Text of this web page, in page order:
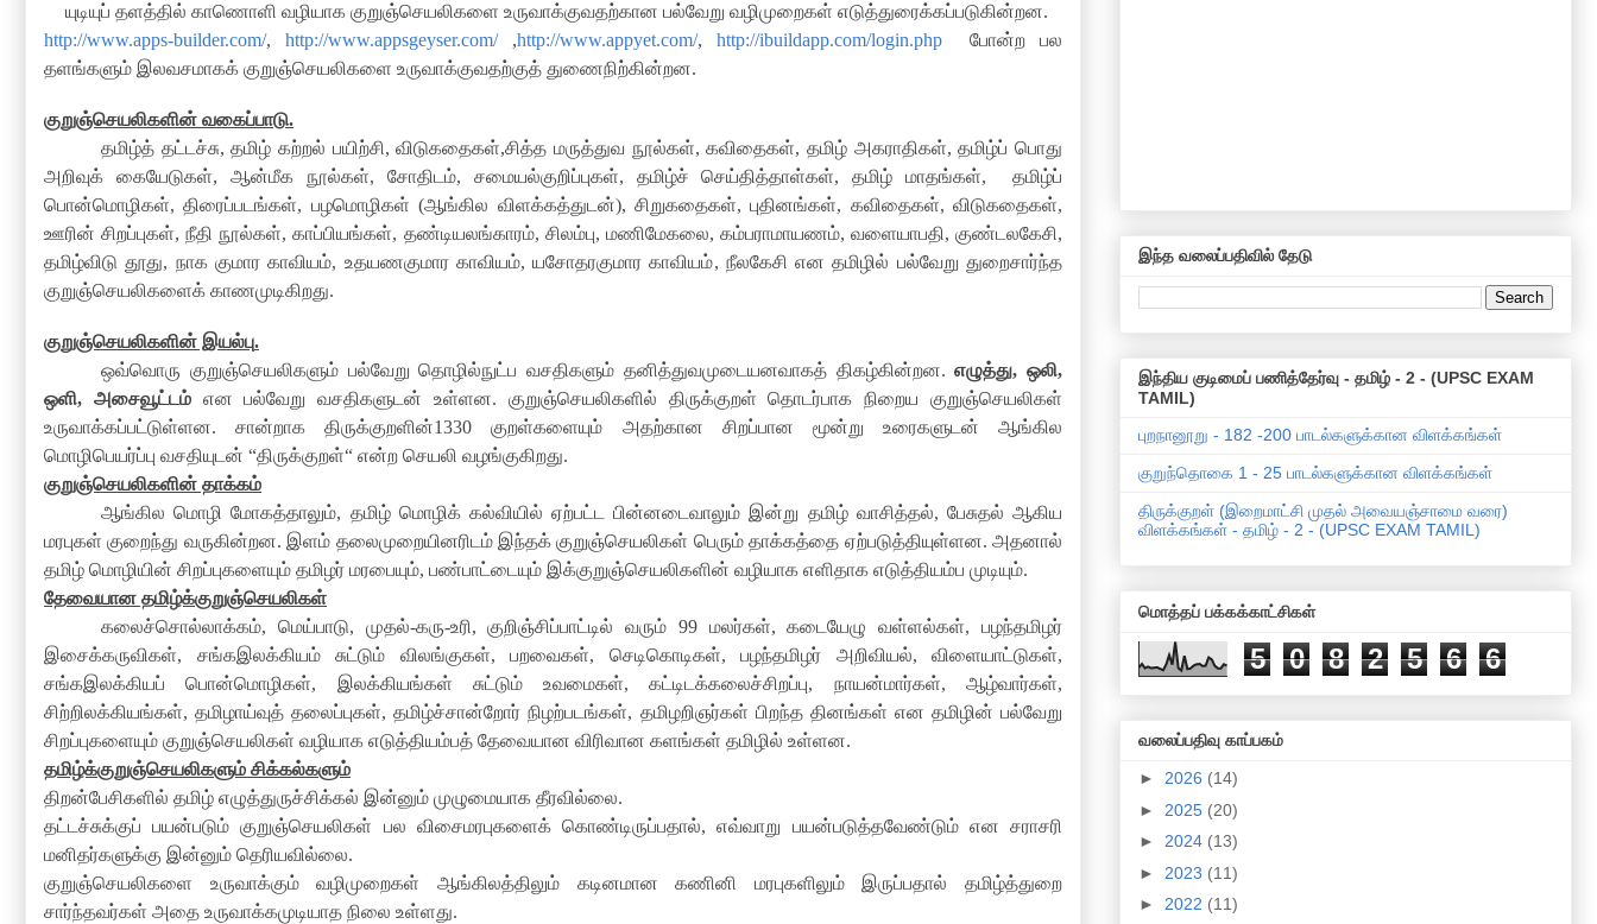
யுடியுப் தளத்தில் காணொளி வழியாக குறுஞ்செயலிகளை உருவாக்குவதற்கான பல்வேறு வழிமுறைகள் எடுத்துரைக்கப்படுகின்றன.
http://www.apps-builder.com/, http://www.appsgeyser.com/,http://www.appyet.com/, http://ibuildapp.com/login.php
போன்ற பல
தளங்களும் இலவசமாகக் குறுஞ்செயலிகளை உருவாக்குவதற்குத் துணைநிற்கின்றன.
குறுஞ்செயலிகளின் வகைப்பாடு.
தமிழ்த் தட்டச்சு, தமிழ் கற்றல் பயிற்சி, விடுகதைகள்,சித்த மருத்துவ நூல்கள்,கவிதைகள்,தமிழ் அகராதிகள்,தமிழ்ப் பொது
அறிவுக் கையேடுகள், ஆன்மீக நூல்கள், சோதிடம், சமையல்குறிப்புகள், தமிழ்ச் செய்தித்தாள்கள்,தமிழ் மாதங்கள்,தமிழ்ப்
பொன்மொழிகள்,திரைப்படங்கள், பழமொழிகள்(ஆங்கில விளக்கத்துடன்), சிறுகதைகள், புதினங்கள், கவிதைகள், விடுகதைகள்,
ஊரின் சிறப்புகள்,நீதி நூல்கள்,காப்பியங்கள், தண்டியலங்காரம், சிலம்பு, மணிமேகலை, கம்பராமாயணம், வளையாபதி,குண்டலகேசி,
தமிழ்விடு தூது, நாக குமார காவியம், உதயணகுமார காவியம்,யசோதரகுமார காவியம், நீலகேசி என தமிழில் பல்வேறு துறைசார்ந்த
குறுஞ்செயலிகளைக் காணமுடிகிறது.
குறுஞ்செயலிகளின் இயல்பு.
ஒவ்வொரு குறுஞ்செயலிகளும் பல்வேறு தொழில்நுட்ப வசதிகளும் தனித்துவமுடையனவாகத் திகழ்கின்றன.எழுத்து, ஒலி,
ஒளி, அசைவூட்டம்என பல்வேறு வசதிகளுடன் உள்ளன. குறுஞ்செயலிகளில் திருக்குறள் தொடர்பாக நிறைய குறுஞ்செயலிகள்
உருவாக்கப்பட்டுள்ளன.சான்றாக திருக்குறளின்1330குறள்களையும் அதற்கான சிறப்பான மூன்று உரைகளுடன் ஆங்கில
மொழிபெயர்ப்பு வசதியுடன் “திருக்குறள்“ என்ற செயலி வழங்குகிறது.
குறுஞ்செயலிகளின் தாக்கம்
ஆங்கில மொழி மோகத்தாலும், தமிழ் மொழிக் கல்வியில் ஏற்பட்ட பின்னடைவாலும் இன்று தமிழ் வாசித்தல், பேசுதல் ஆகிய
மரபுகள் குறைந்து வருகின்றன. இளம் தலைமுறையினரிடம் இந்தக் குறுஞ்செயலிகள் பெரும் தாக்கத்தை ஏற்படுத்தியுள்ளன.அதனால்
தமிழ் மொழியின் சிறப்புகளையும் தமிழர் மரபையும், பண்பாட்டையும் இக்குறுஞ்செயலிகளின் வழியாக எளிதாக எடுத்தியம்ப முடியும்.
தேவையான தமிழ்க்குறுஞ்செயலிகள்
கலைச்சொல்லாக்கம், மெய்பாடு, முதல்-கரு-உரி,குறிஞ்சிப்பாட்டில் வரும் 99 மலர்கள்,கடையேழு வள்ளல்கள்,பழந்தமிழர்
இசைக்கருவிகள், சங்கஇலக்கியம் சுட்டும் விலங்குகள், பறவைகள், செடிகொடிகள், பழந்தமிழர் அறிவியல், விளையாட்டுகள்,
சங்கஇலக்கியப் பொன்மொழிகள், இலக்கியங்கள் சுட்டும் உவமைகள்,கட்டிடக்கலைச்சிறப்பு, நாயன்மார்கள்,ஆழ்வார்கள்,
சிற்றிலக்கியங்கள்,தமிழாய்வுத் தலைப்புகள்,தமிழ்ச்சான்றோர் நிழற்படங்கள், தமிழறிஞர்கள் பிறந்த தினங்கள் என தமிழின் பல்வேறு
சிறப்புகளையும் குறுஞ்செயலிகள் வழியாக எடுத்தியம்பத் தேவையான விரிவான களங்கள் தமிழில் உள்ளன.
தமிழ்க்குறுஞ்செயலிகளும் சிக்கல்களும்
திறன்பேசிகளில் தமிழ் எழுத்துருச்சிக்கல் இன்னும் முழுமையாக தீரவில்லை.
தட்டச்சுக்குப் பயன்படும் குறுஞ்செயலிகள் பல விசைமரபுகளைக் கொண்டிருப்பதால்,எவ்வாறு பயன்படுத்தவேண்டும் என சராசரி
மனிதர்களுக்கு இன்னும் தெரியவில்லை.
குறுஞ்செயலிகளை உருவாக்கும் வழிமுறைகள் ஆங்கிலத்திலும் கடினமான கணினி மரபுகளிலும் இருப்பதால் தமிழ்த்துறை
சார்ந்தவர்கள் அதை உருவாக்கமுடியாத நிலை உள்ளது.
இந்த வலைப்பதிவில் தேடு
இந்திய குடிமைப் பணித்தேர்வு - தமிழ் - 2 - (UPSC EXAM
TAMIL)
புறநானூறு - 182 -200 பாடல்களுக்கான விளக்கங்கள்
குறுந்தொகை 1 - 25 பாடல்களுக்கான விளக்கங்கள்
திருக்குறள் (இறைமாட்சி முதல் அவையஞ்சாமை வரை)
விளக்கங்கள் - தமிழ் - 2 - (UPSC EXAM TAMIL)
மொத்தப் பக்கக்காட்சிகள்
5 0 8 2 5 6 6
வலைப்பதிவு காப்பகம்
► 2026 (14)
► 2025 (20)
► 2024 (13)
► 2023 (11)
► 2022 (11)